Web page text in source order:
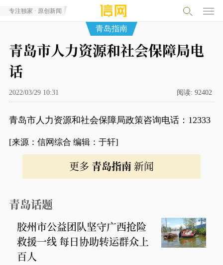
专注独家 · 原创新闻
青岛指南
青岛市人力资源和社会保障局电
话
2022/03/29 10:31 阅读: 92402
青岛市人力资源和社会保障局政策咨询电话：12333
[来源：信网综合 编辑：于轩]
更多 青岛指南 新闻
青岛话题
胶州市公益团队坚守广西抢险
救援一线 每日协助转运群众上
百人